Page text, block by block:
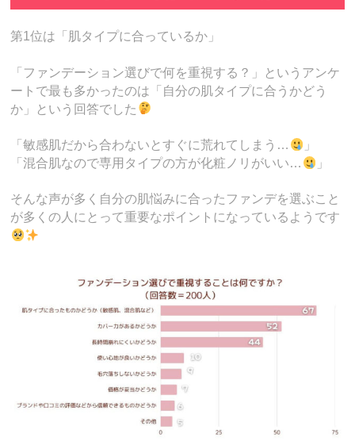
第1位は「肌タイプに合っているか」
「ファンデーション選びで何を重視する？」というアンケ
ートで最も多かったのは「自分の肌タイプに合うかどう
か」という回答でした
「敏感肌だから合わないとすぐに荒れてしまう…
」
「混合肌なので専用タイプの方が化粧ノリがいい…
」
そんな声が多く自分の肌悩みに合ったファンデを選ぶこと
が多くの人にとって重要なポイントになっているようです